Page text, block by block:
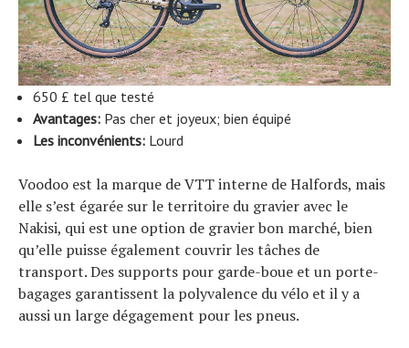
650 £ tel que testé
Avantages: Pas cher et joyeux; bien équipé
Les inconvénients: Lourd
Voodoo est la marque de VTT interne de Halfords, mais
elle s’est égarée sur le territoire du gravier avec le
Nakisi, qui est une option de gravier bon marché, bien
qu’elle puisse également couvrir les tâches de
transport. Des supports pour garde-boue et un porte-
bagages garantissent la polyvalence du vélo et il y a
aussi un large dégagement pour les pneus.